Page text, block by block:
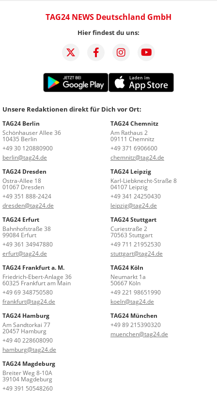
TAG24 NEWS Deutschland GmbH
Hier findest du uns:
Unsere Redaktionen direkt für Dich vor Ort:
TAG24 Berlin
Schönhauser Allee 36
10435 Berlin
+49 30 120880900
berlin@tag24.de
TAG24 Chemnitz
Am Rathaus 2
09111 Chemnitz
+49 371 6906600
chemnitz@tag24.de
TAG24 Dresden
Ostra-Allee 18
01067 Dresden
+49 351 888-2424
dresden@tag24.de
TAG24 Leipzig
Karl-Liebknecht-Straße 8
04107 Leipzig
+49 341 24250430
leipzig@tag24.de
TAG24 Erfurt
Bahnhofstraße 38
99084 Erfurt
+49 361 34947880
erfurt@tag24.de
TAG24 Stuttgart
Curiestraße 2
70563 Stuttgart
+49 711 21952530
stuttgart@tag24.de
TAG24 Frankfurt a. M.
Friedrich-Ebert-Anlage 36
60325 Frankfurt am Main
+49 69 348750580
frankfurt@tag24.de
TAG24 Köln
Neumarkt 1a
50667 Köln
+49 221 98651990
koeln@tag24.de
TAG24 Hamburg
Am Sandtorkai 77
20457 Hamburg
+49 40 228608090
hamburg@tag24.de
TAG24 München
+49 89 215390320
muenchen@tag24.de
TAG24 Magdeburg
Breiter Weg 8-10A
39104 Magdeburg
+49 391 50548260